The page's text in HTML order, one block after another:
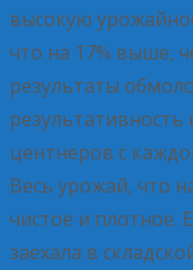
высокую
что на 17% выше,
результаты
центнеров с
Весь урожай, что
чистое и
заехала в